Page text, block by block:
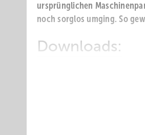
ursprünglichen
noch sorglos umging. So
Downloads: